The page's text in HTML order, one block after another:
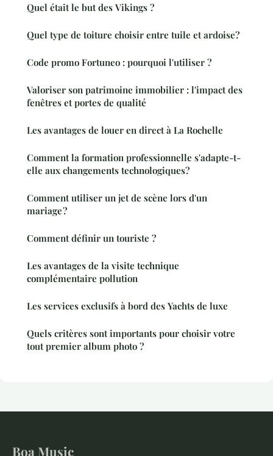
Quel était le but des Vikings ?
Quel type de toiture choisir entre tuile et ardoise?
Code promo Fortuneo : pourquoi l'utiliser ?
Valoriser son patrimoine immobilier : l'impact des
fenêtres et portes de qualité
Les avantages de louer en direct à La Rochelle
Comment la formation professionnelle s'adapte-t-
elle aux changements technologiques?
Comment utiliser un jet de scène lors d'un
mariage ?
Comment définir un touriste ?
Les avantages de la visite technique
complémentaire pollution
Les services exclusifs à bord des Yachts de luxe
Quels critères sont importants pour choisir votre
tout premier album photo ?
Boa Music